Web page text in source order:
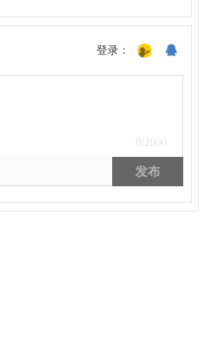
登录：
0 /2000
发布